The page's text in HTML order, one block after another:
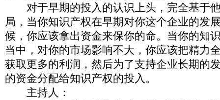
对于早期的投入的认识上头，完全基于
局，当你知识产权在早期对你这个企业的发
候，你应该拿出资金来保你的命。当你的知
当中，对你的市场影响不大，你应该把精力
获取更多的利润，然后为了支持企业长期的
的资金分配给知识产权的投入。
主持人：